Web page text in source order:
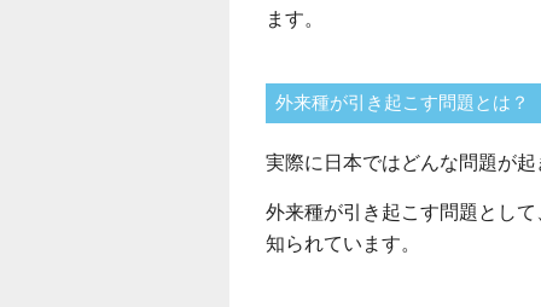
ます。
外来種が引き起こす問題とは？
実際に日本ではどんな問題が
外来種が引き起こす問題として
知られています。